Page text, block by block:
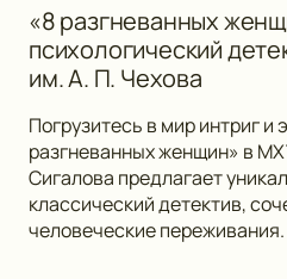
«8 разгневанных
психологический
им. А. П. Чехова
Погрузитесь в мир интриг и
разгневанных женщин» в
Сигалова предлагает
классический детектив,
человеческие переживания.